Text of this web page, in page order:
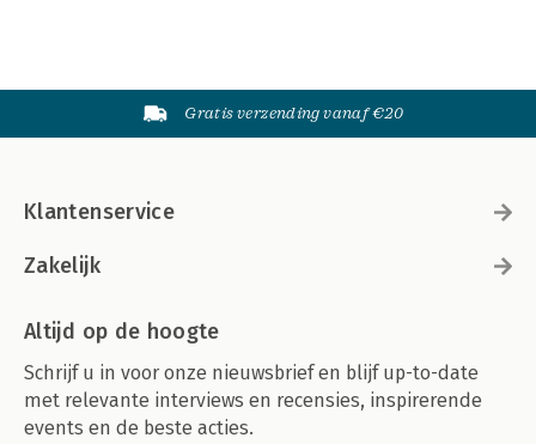
Gratis verzending vanaf €20
Klantenservice
Zakelijk
Altijd op de hoogte
Schrijf u in voor onze nieuwsbrief en blijf up-to-date
met relevante interviews en recensies, inspirerende
events en de beste acties.